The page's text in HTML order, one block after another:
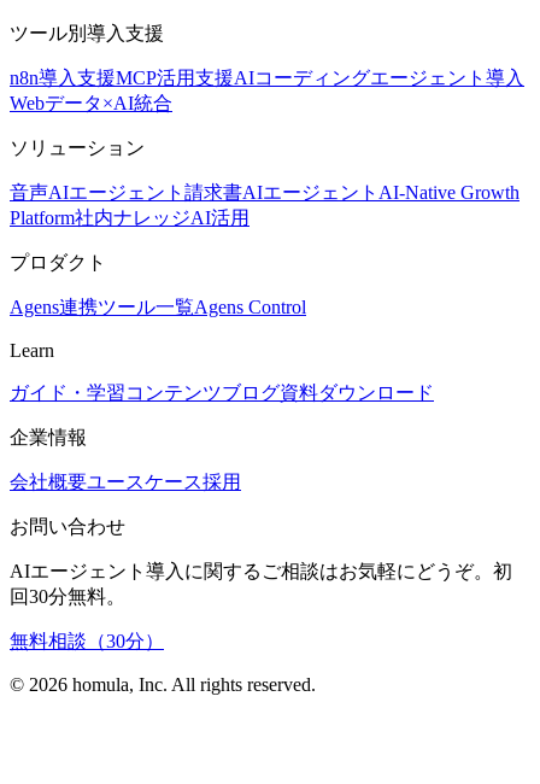
ツール別導入支援
n8n導入支援MCP活用支援AIコーディングエージェント導入
Webデータ×AI統合
ソリューション
音声AIエージェント 請求書AIエージェント AI-Native Growth
Platform社内ナレッジAI活用
プロダクト
Agens連携ツール一覧Agens Control
Learn
ガイド・学習コンテンツブログ資料ダウンロード
企業情報
会社概要ユースケース採用
お問い合わせ
AIエージェント導入に関するご相談はお気軽にどうぞ。初
回30分無料。
無料相談（30分）
© 2026 homula, Inc. All rights reserved.